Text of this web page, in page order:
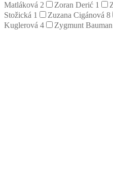
Matláková 2 Zoran Derić 1
Stožická 1 Zuzana Cigánová 8
Kuglerová 4 Zygmunt Bauman